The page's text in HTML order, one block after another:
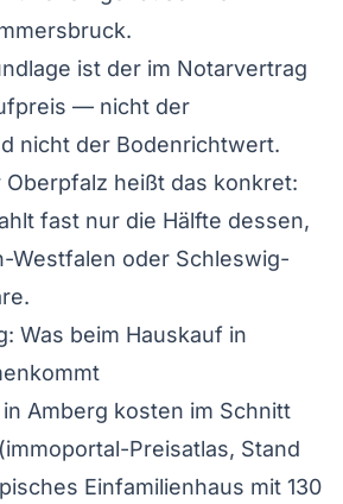
ist der im Notarvertrag
— nicht der
nicht der Bodenrichtwert.
Oberpfalz heißt das konkret:
fast nur die Hälfte dessen,
Westfalen oder Schleswig-
Was beim Hauskauf in
Amberg kosten im Schnitt
Preisatlas, Stand
Einfamilienhaus mit 130